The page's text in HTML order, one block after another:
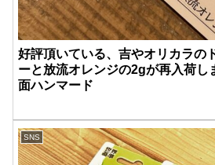
好評頂いている、吉やオリカラの
ーと放流オレンジの2gが再入荷し
面ハンマード️
SNS